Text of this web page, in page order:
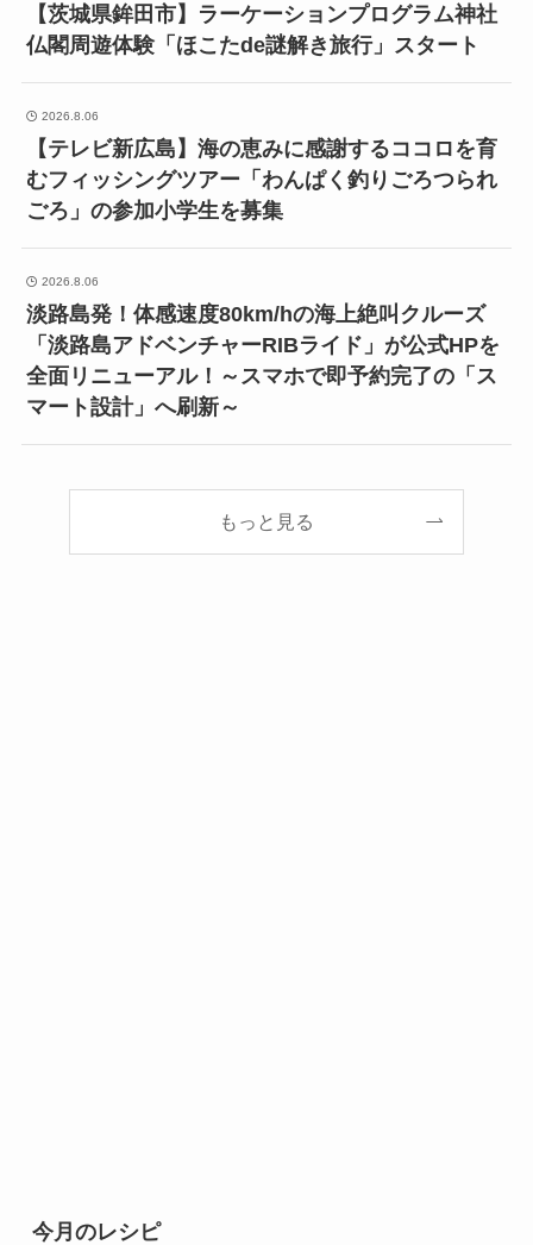
【茨城県鉾田市】ラーケーションプログラム神社
仏閣周遊体験「ほこたde謎解き旅行」スタート
2026.8.06
【テレビ新広島】海の恵みに感謝するココロを育
むフィッシングツアー「わんぱく釣りごろつられ
ごろ」の参加小学生を募集
2026.8.06
淡路島発！体感速度80km/hの海上絶叫クルーズ
「淡路島アドベンチャーRIBライド」が公式HPを
全面リニューアル！～スマホで即予約完了の「ス
マート設計」へ刷新～
もっと見る
今月のレシピ